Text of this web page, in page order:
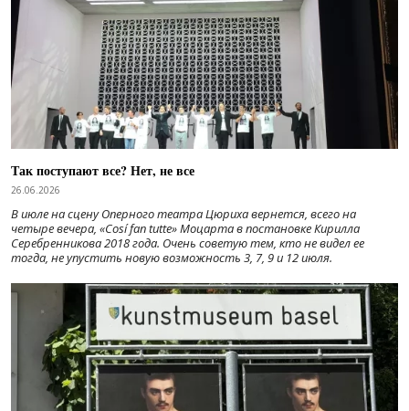
Так поступают все? Нет, не все
26.06.2026
В июле на сцену Оперного театра Цюриха вернется, всего на
четыре вечера, «Cosí fan tutte» Моцарта в постановке Кирилла
Серебренникова 2018 года. Очень советую тем, кто не видел ее
тогда, не упустить новую возможность 3, 7, 9 и 12 июля.